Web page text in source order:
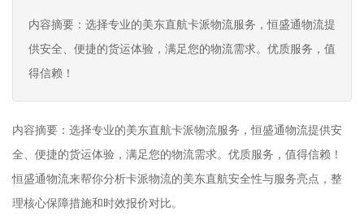
内容摘要：选择专业的美东直航卡派物流服务，恒盛通物流提
供安全、便捷的货运体验，满足您的物流需求。优质服务，值
得信赖！
内容摘要：选择专业的美东直航卡派物流服务，恒盛通物流提供安
全、便捷的货运体验，满足您的物流需求。优质服务，值得信赖！
恒盛通物流来帮你分析卡派物流的美东直航安全性与服务亮点，整
理核心保障措施和时效报价对比。